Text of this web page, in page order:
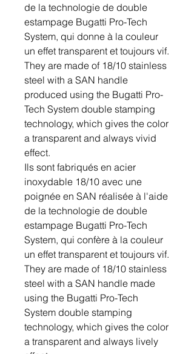
de la technologie de double
estampage Bugatti Pro-Tech
System, qui donne à la couleur
un effet transparent et toujours vif.
They are made of 18/10 stainless
steel with a SAN handle
produced using the Bugatti Pro-
Tech System double stamping
technology, which gives the color
a transparent and always vivid
effect.
Ils sont fabriqués en acier
inoxydable 18/10 avec une
poignée en SAN réalisée à l'aide
de la technologie de double
estampage Bugatti Pro-Tech
System, qui confère à la couleur
un effet transparent et toujours vif.
They are made of 18/10 stainless
steel with a SAN handle made
using the Bugatti Pro-Tech
System double stamping
technology, which gives the color
a transparent and always lively